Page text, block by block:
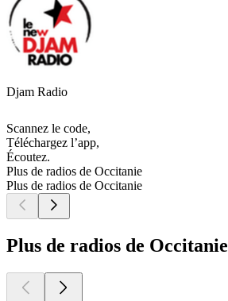
Djam Radio
Scannez le code,
Téléchargez l’app,
Écoutez.
Plus de radios de Occitanie
Plus de radios de Occitanie
Plus de radios de Occitanie